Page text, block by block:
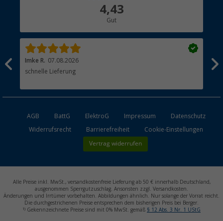
4,43
Gut
Imke R. 07.08.2026
schnelle Lieferung
AGB BattG ElektroG Impressum
Datenschutz
Widerrufsrecht
Barrierefreiheit Cookie-Einstellungen
Vertrag widerrufen
Alle Preise inkl. MwSt., versandkostenfreie Lieferung ab 50 € innerhalb Deutschland,
ausgenommen Sperrgutzuschlag. Ansonsten zzgl. Versandkosten.
Änderungen und Irrtümer vorbehalten. Abbildungen ähnlich. Nur solange der Vorrat reicht.
Die durchgestrichenen Preise entsprechen dem bisherigen Preis bei Berger.
1) Gekennzeichnete Preise sind mit 0% MwSt. gemäß § 12 Abs. 3 Nr. 1 UStG